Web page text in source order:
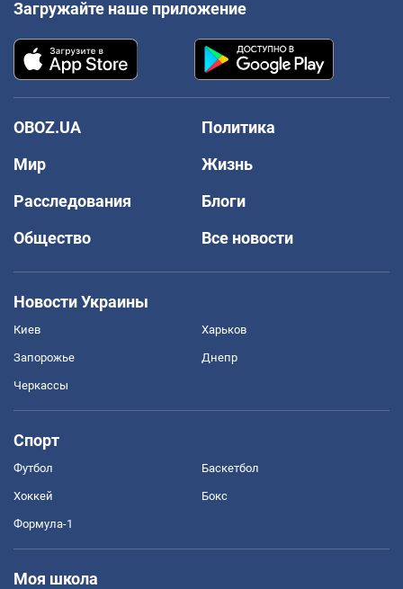
Загружайте наше приложение
OBOZ.UA
Политика
Мир
Жизнь
Расследования
Блоги
Общество
Все новости
Новости Украины
Киев Харьков
Запорожье Днепр
Черкассы
Спорт
Футбол Баскетбол
Хоккей Бокс
Формула-1
Моя школа